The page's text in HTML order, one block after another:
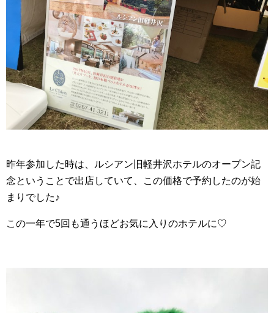
昨年参加した時は、ルシアン旧軽井沢ホテルのオープン記
念ということで出店していて、この価格で予約したのが始
まりでした♪
この一年で5回も通うほどお気に入りのホテルに♡